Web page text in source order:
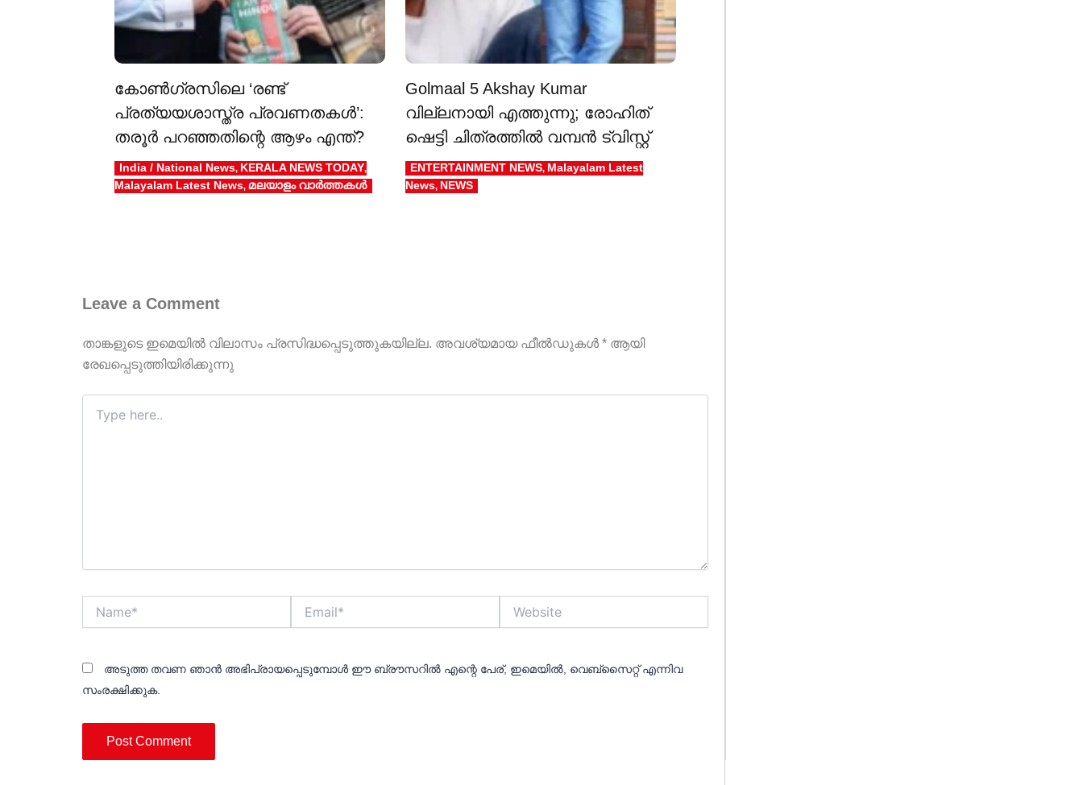
കോൺഗ്രസിലെ ‘രണ്ട്
പ്രത്യയശാസ്ത്ര പ്രവണതകൾ’:
തരൂർ പറഞ്ഞതിന്റെ ആഴം എന്ത്?
India / National News, KERALA NEWS TODAY,
Malayalam Latest News, മലയാളം വാർത്തകൾ
Golmaal 5 Akshay Kumar
വില്ലനായി എത്തുന്നു; രോഹിത്
ഷെട്ടി ചിത്രത്തിൽ വമ്പൻ ട്വിസ്റ്റ്
ENTERTAINMENT NEWS, Malayalam Latest
News, NEWS
Leave a Comment
താങ്കളുടെ ഇമെയില്‍ വിലാസം പ്രസിദ്ധപ്പെടുത്തുകയില്ല. അവശ്യമായ ഫീല്‍ഡുകള്‍ * ആയി
രേഖപ്പെടുത്തിയിരിക്കുന്നു
here..
അടുത്ത തവണ ഞാൻ അഭിപ്രായപ്പെടുമ്പോൾ ഈ ബ്രൗസറിൽ എന്റെ പേര്, ഇമെയിൽ, വെബ്സൈറ്റ് എന്നിവ
സംരക്ഷിക്കുക.